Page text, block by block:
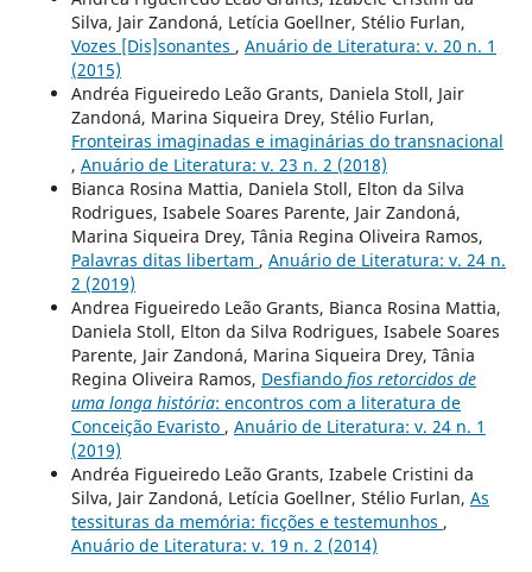
Silva, Jair Zandoná, Letícia Goellner, Stélio Furlan,
Vozes [Dis]sonantes , Anuário de Literatura: v. 20 n. 1
(2015)
Andréa Figueiredo Leão Grants, Daniela Stoll, Jair
Zandoná, Marina Siqueira Drey, Stélio Furlan,
Fronteiras imaginadas e imaginárias do transnacional
, Anuário de Literatura: v. 23 n. 2 (2018)
Bianca Rosina Mattia, Daniela Stoll, Elton da Silva
Rodrigues, Isabele Soares Parente, Jair Zandoná,
Marina Siqueira Drey, Tânia Regina Oliveira Ramos,
Palavras ditas libertam , Anuário de Literatura: v. 24 n.
2 (2019)
Andrea Figueiredo Leão Grants, Bianca Rosina Mattia,
Daniela Stoll, Elton da Silva Rodrigues, Isabele Soares
Parente, Jair Zandoná, Marina Siqueira Drey, Tânia
Regina Oliveira Ramos, Desfiando fios retorcidos de
uma longa história: encontros com a literatura de
Conceição Evaristo , Anuário de Literatura: v. 24 n. 1
(2019)
Andréa Figueiredo Leão Grants, Izabele Cristini da
Silva, Jair Zandoná, Letícia Goellner, Stélio Furlan, As
tessituras da memória: ficções e testemunhos ,
Anuário de Literatura: v. 19 n. 2 (2014)